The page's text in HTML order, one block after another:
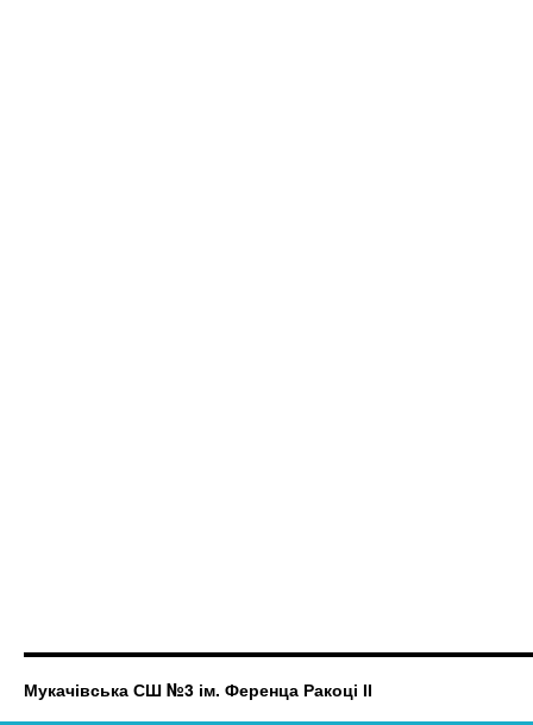
Мукачівська СШ №3 ім. Ференца Ракоці ІІ